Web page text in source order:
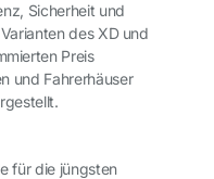
Sicherheit und
des XD und
Preis
und Fahrerhäuser
für die jüngsten